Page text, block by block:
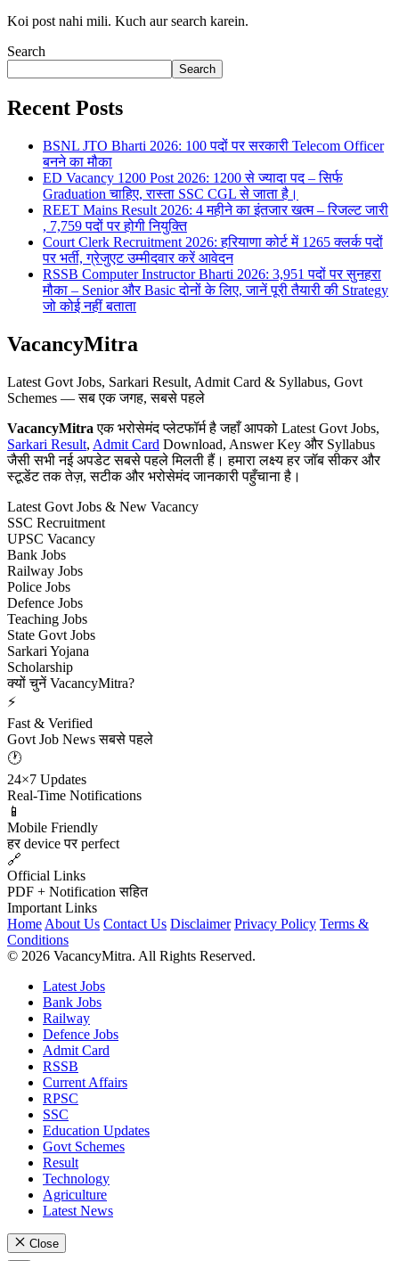
Koi post nahi mili. Kuch aur search karein.
Search
Search
Recent Posts
BSNL JTO Bharti 2026: 100 पदों पर सरकारी Telecom Officer
बनने का मौका
ED Vacancy 1200 Post 2026: 1200 से ज्यादा पद – सिर्फ
Graduation चाहिए, रास्ता SSC CGL से जाता है।
REET Mains Result 2026: 4 महीने का इंतजार खत्म – रिजल्ट जारी
, 7,759 पदों पर होगी नियुक्ति
Court Clerk Recruitment 2026: हरियाणा कोर्ट में 1265 क्लर्क पदों
पर भर्ती, ग्रेजुएट उम्मीदवार करें आवेदन
RSSB Computer Instructor Bharti 2026: 3,951 पदों पर सुनहरा
मौका – Senior और Basic दोनों के लिए, जानें पूरी तैयारी की Strategy
जो कोई नहीं बताता
VacancyMitra
Latest Govt Jobs, Sarkari Result, Admit Card & Syllabus, Govt
Schemes — सब एक जगह, सबसे पहले
VacancyMitra एक भरोसेमंद प्लेटफॉर्म है जहाँ आपको Latest Govt Jobs,
Sarkari Result, Admit Card Download, Answer Key और Syllabus
जैसी सभी नई अपडेट सबसे पहले मिलती हैं। हमारा लक्ष्य हर जॉब सीकर और
स्टूडेंट तक तेज़, सटीक और भरोसेमंद जानकारी पहुँचाना है।
Latest Govt Jobs & New Vacancy
SSC Recruitment
UPSC Vacancy
Bank Jobs
Railway Jobs
Police Jobs
Defence Jobs
Teaching Jobs
State Govt Jobs
Sarkari Yojana
Scholarship
क्यों चुनें VacancyMitra?
⚡
Fast & Verified
Govt Job News सबसे पहले
🕐
24×7 Updates
Real-Time Notifications
📱
Mobile Friendly
हर device पर perfect
🔗
Official Links
PDF + Notification सहित
Important Links
Home About Us Contact Us Disclaimer Privacy Policy Terms &
Conditions
© 2026 VacancyMitra. All Rights Reserved.
Latest Jobs
Bank Jobs
Railway
Defence Jobs
Admit Card
RSSB
Current Affairs
RPSC
SSC
Education Updates
Govt Schemes
Result
Technology
Agriculture
Latest News
Close